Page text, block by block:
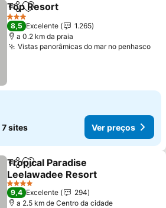
PartilharAdicionar aos favoritos
Top Resort
3 Estrelas
8,5 Excelente
1.265
a 0.2 km da praia
Vistas panorâmicas do mar no penhasco
7 sites Ver preços
PartilharAdicionar aos favoritos
Tropical Paradise
Leelawadee Resort
4 Estrelas
9,4 Excelente
294
a 2.5 km de Centro da cidade